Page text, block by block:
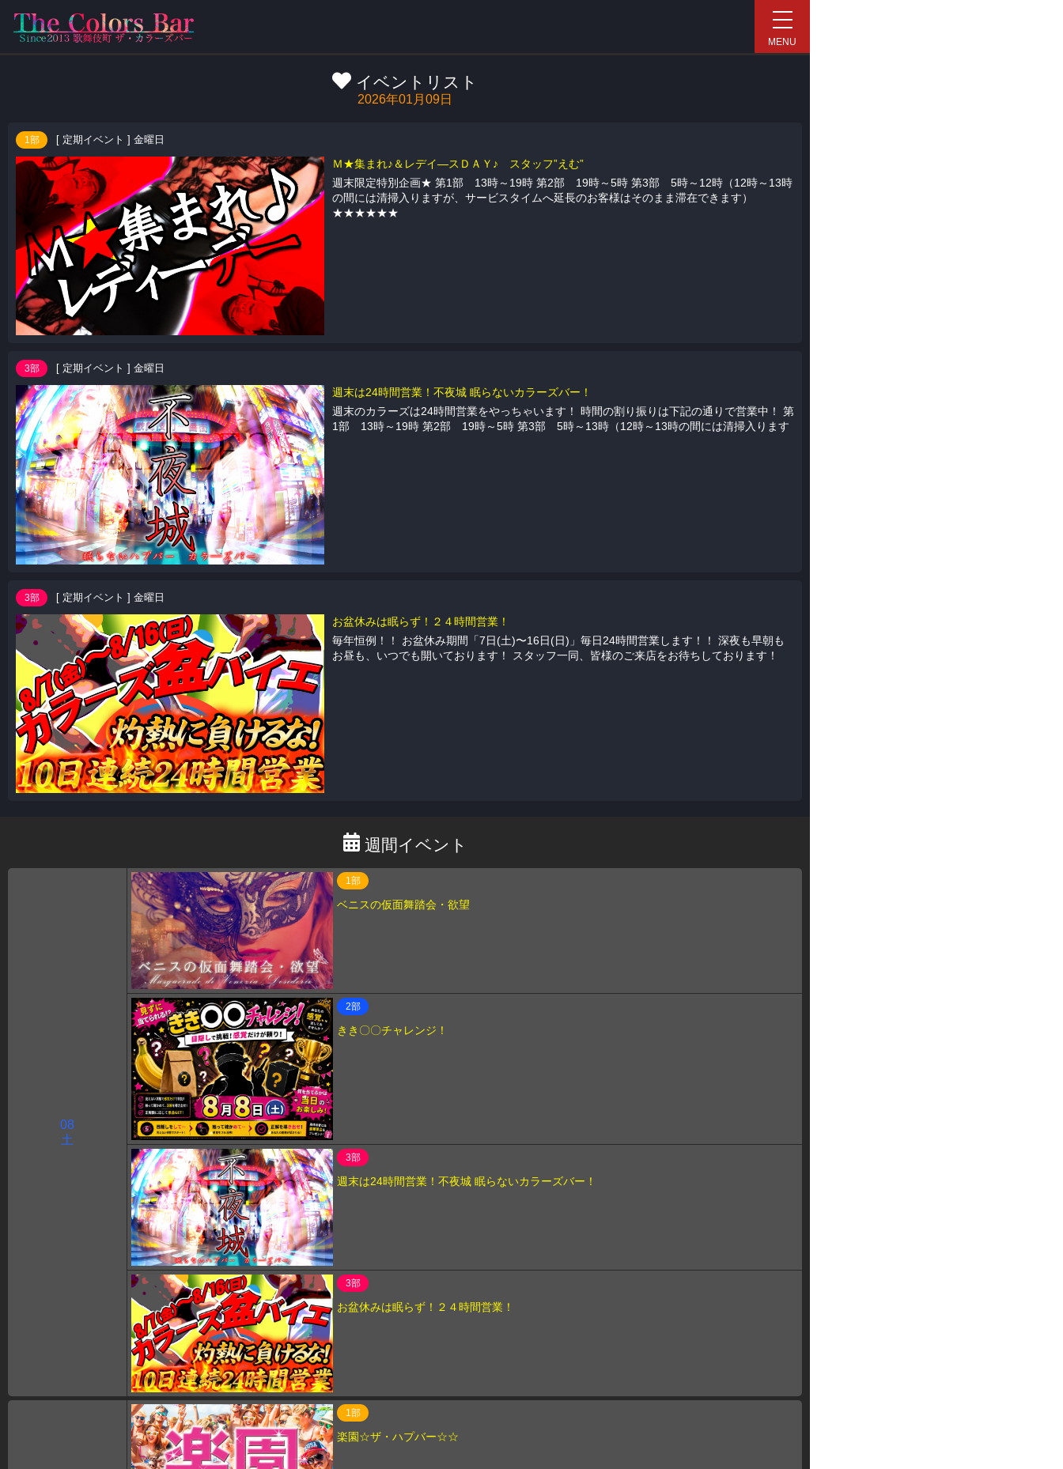
MENU
イベントリスト
2026年01月09日
1部 [ 定期イベント ] 金曜日
Ｍ★集まれ♪＆レデイ―スＤＡＹ♪ スタッフ”えむ”
週末限定特別企画★ 第1部 13時～19時 第2部 19時～5時 第3部 5時～12時（12時～13時
の間には清掃入りますが、サービスタイムへ延長のお客様はそのまま滞在できます）
★★★★★★
3部 [ 定期イベント ] 金曜日
週末は24時間営業！不夜城 眠らないカラーズバー！
週末のカラーズは24時間営業をやっちゃいます！ 時間の割り振りは下記の通りで営業中！ 第
1部 13時～19時 第2部 19時～5時 第3部 5時～13時（12時～13時の間には清掃入ります
3部 [ 定期イベント ] 金曜日
お盆休みは眠らず！２４時間営業！
毎年恒例！！ お盆休み期間「7日(土)〜16日(日)」毎日24時間営業します！！ 深夜も早朝も
お昼も、いつでも開いております！ スタッフ一同、皆様のご来店をお待ちしております！
週間イベント
08
土
1部
ベニスの仮面舞踏会・欲望
2部
きき〇〇チャレンジ！
3部
週末は24時間営業！不夜城 眠らないカラーズバー！
3部
お盆休みは眠らず！２４時間営業！
1部
楽園☆ザ・ハプバー☆☆